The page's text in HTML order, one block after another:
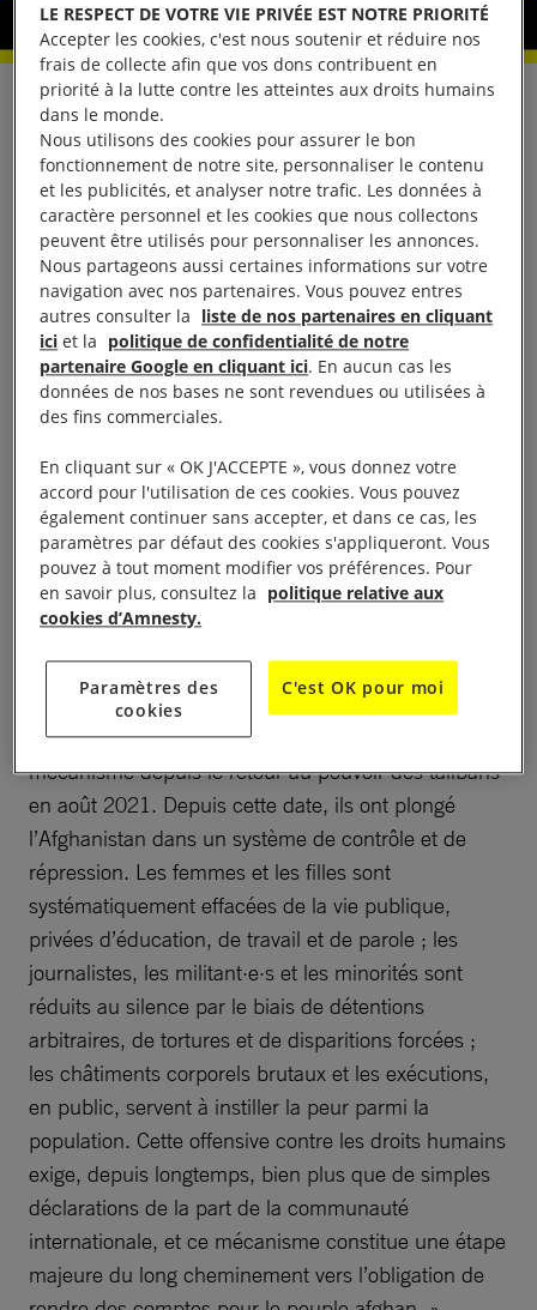
En réaction à la décision du Conseil des droits de
l’homme des Nations Unies d’établir un mécanisme
d’enquête indépendant pour l’Afghanistan chargé
de recueillir, regrouper, préserver et analyser les
éléments de preuve sur la commission de violations
des droits humains et atteintes à ces droits et de
crimes de droit international passés et présents, la
secrétaire générale d’Amnesty International, Agnès
Callamard, a déclaré :
mise en place d’un mécanisme de recueil de
preuves mandaté par l’ONU est un jalon essentiel
vers l’établissement des responsabilités pour les
crimes de droit international, passés et présents, et
ouvre la voie, pour les victimes, à l’accès à la justice,
« Amnesty International, aux côtés de la société
civile afghane et d’autres acteurs, réclame ce
mécanisme depuis le retour au pouvoir des talibans
en août 2021. Depuis cette date, ils ont plongé
l’Afghanistan dans un système de contrôle et de
répression. Les femmes et les filles sont
systématiquement effacées de la vie publique,
privées d’éducation, de travail et de parole ; les
journalistes, les militant·e·s et les minorités sont
réduits au silence par le biais de détentions
arbitraires, de tortures et de disparitions forcées ;
les châtiments corporels brutaux et les exécutions,
en public, servent à instiller la peur parmi la
population. Cette offensive contre les droits humains
exige, depuis longtemps, bien plus que de simples
déclarations de la part de la communauté
internationale, et ce mécanisme constitue une étape
majeure du long cheminement vers l’obligation de
LE RESPECT DE VOTRE VIE PRIVÉE EST NOTRE PRIORITÉ
Accepter les cookies, c'est nous soutenir et réduire nos
frais de collecte afin que vos dons contribuent en
priorité à la lutte contre les atteintes aux droits humains
dans le monde.
Nous utilisons des cookies pour assurer le bon
fonctionnement de notre site, personnaliser le contenu
et les publicités, et analyser notre trafic. Les données à
caractère personnel et les cookies que nous collectons
peuvent être utilisés pour personnaliser les annonces.
Nous partageons aussi certaines informations sur votre
navigation avec nos partenaires. Vous pouvez entres
autres consulter la liste de nos partenaires en cliquant
ici et la politique de confidentialité de notre
partenaire Google en cliquant ici. En aucun cas les
données de nos bases ne sont revendues ou utilisées à
des fins commerciales.
En cliquant sur « OK J'ACCEPTE », vous donnez votre
accord pour l'utilisation de ces cookies. Vous pouvez
également continuer sans accepter, et dans ce cas, les
paramètres par défaut des cookies s'appliqueront. Vous
pouvez à tout moment modifier vos préférences. Pour
en savoir plus, consultez la politique relative aux
cookies d’Amnesty.
Paramètres des
cookies
C'est OK pour moi